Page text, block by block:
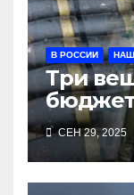
В РОССИИ
Три
СЕН 29, 2025